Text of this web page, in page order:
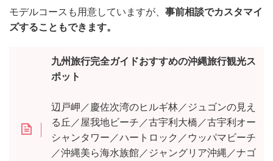
モデルコースも用意していますが、 事前相談でカスタマイ
ズすることもできます。
九州旅行完全ガイドおすすめの沖縄旅行観光ス
ポット
辺戸岬／慶佐次湾のヒルギ林／ジュゴンの見え
る丘／屋我地ビーチ／古宇利大橋／古宇利オー
シャンタワー／ハートロック／ウッパマビーチ
／沖縄美ら海水族館／ジャングリア沖縄／ナゴ